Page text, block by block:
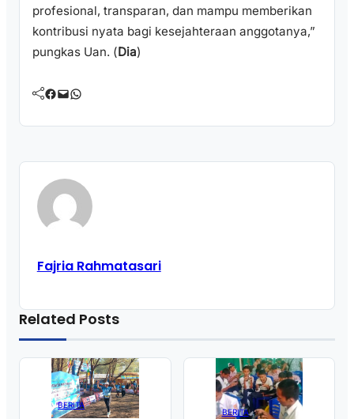
profesional, transparan, dan mampu memberikan
kontribusi nyata bagi kesejahteraan anggotanya,”
pungkas Uan. (Dia)
Facebook Mail WhatsApp
Fajria Rahmatasari
Related Posts
BERITA
BERITA